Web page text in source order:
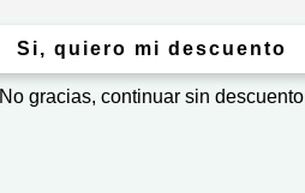
Si, quiero mi descuento
No gracias, continuar sin descuento